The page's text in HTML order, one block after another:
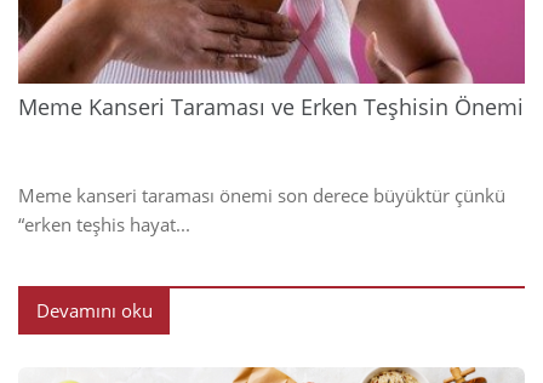
Meme Kanseri Taraması ve Erken Teşhisin Önemi
Meme kanseri taraması önemi son derece büyüktür çünkü
“erken teşhis hayat...
Devamını oku